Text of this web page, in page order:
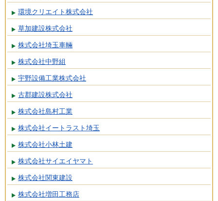
環境クリエイト株式会社
草加建設株式会社
株式会社埼玉車輛
株式会社中野組
宇野設備工業株式会社
古郡建設株式会社
株式会社島村工業
株式会社イートラスト埼玉
株式会社小林土建
株式会社サイエイヤマト
株式会社関東建設
株式会社増田工務店